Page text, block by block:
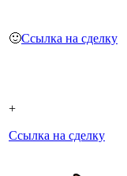
🙂Ссылка на сделку
+
Ссылка на сделку